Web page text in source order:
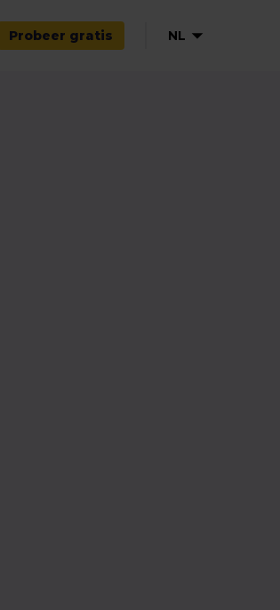
Probeer gratis NL